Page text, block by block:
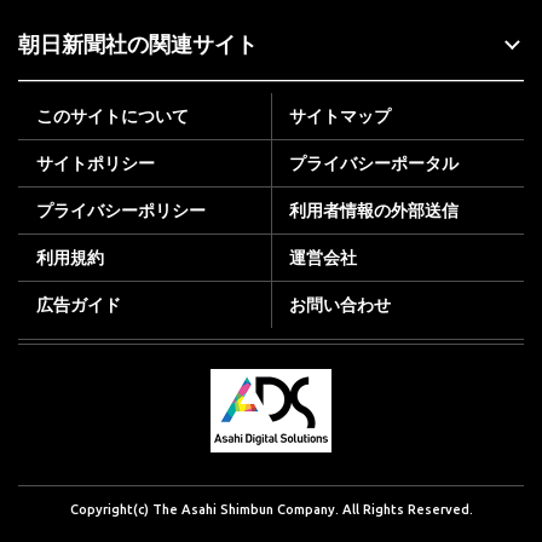
朝日新聞社の関連サイト
このサイトについて サイトマップ
サイトポリシー プライバシーポータル
プライバシーポリシー 利用者情報の外部送信
利用規約 運営会社
広告ガイド お問い合わせ
Copyright(c) The Asahi Shimbun Company. All Rights Reserved.